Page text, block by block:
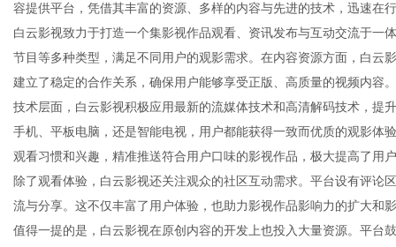
容提供平台，凭借其丰富的资源、多样的内容与先进的技术，迅速在
白云影视致力于打造一个集影视作品观看、资讯发布与互动交流于一
节目等多种类型，满足不同用户的观影需求。在内容资源方面，白云
建立了稳定的合作关系，确保用户能够享受正版、高质量的视频内容。
技术层面，白云影视积极应用最新的流媒体技术和高清解码技术，提
手机、平板电脑，还是智能电视，用户都能获得一致而优质的观影体
观看习惯和兴趣，精准推送符合用户口味的影视作品，极大提高了用
除了观看体验，白云影视还关注观众的社区互动需求。平台设有评论
流与分享。这不仅丰富了用户体验，也助力影视作品影响力的扩大和
值得一提的是，白云影视在原创内容的开发上也投入大量资源。平台